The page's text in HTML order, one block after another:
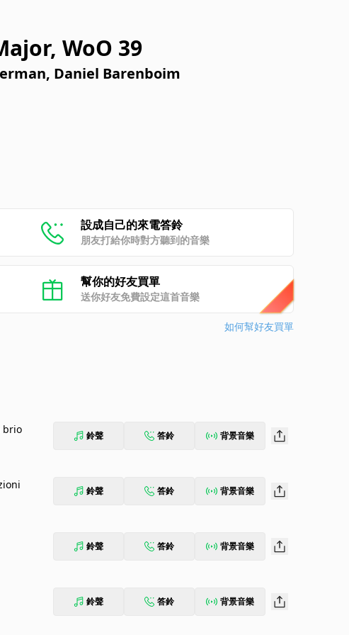
WoO 39
Daniel Barenboim
設成自己的來電答鈴
朋友打給你時對方聽到的音樂
幫你的好友買單
送你好友免費設定這首音樂
如何幫好友買單
brio 鈴聲 答鈴 背景音樂
鈴聲 答鈴 背景音樂
鈴聲 答鈴 背景音樂
鈴聲 答鈴 背景音樂